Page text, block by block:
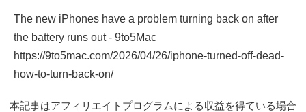
The new iPhones have a problem turning back on after
the battery runs out - 9to5Mac
https://9to5mac.com/2026/04/26/iphone-turned-off-dead-
how-to-turn-back-on/
本記事はアフィリエイトプログラムによる収益を得ている場合